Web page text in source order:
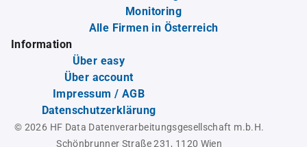
Monitoring
Alle Firmen in Österreich
Information
Über easy
Über account
Impressum / AGB
Datenschutzerklärung
© 2026 HF Data Datenverarbeitungsgesellschaft m.b.H.
Schönbrunner Straße 231, 1120 Wien